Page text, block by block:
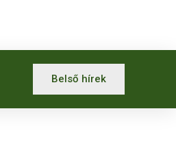
Belső hírek